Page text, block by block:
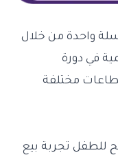
واحدة من خلال
في دورة
مختلفة
للطفل تجربة بيع